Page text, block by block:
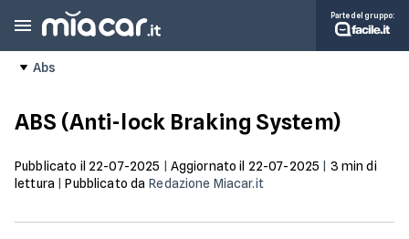
Parte del gruppo:
Abs
ABS (Anti-lock Braking System)
Pubblicato il 22-07-2025 Aggiornato il 22-07-2025 3 min di
lettura |Pubblicato da Redazione Miacar.it